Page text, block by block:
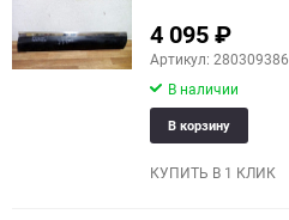
4 095₽
Артикул: 280309386
В наличии
В корзину
КУПИТЬ В 1 КЛИК